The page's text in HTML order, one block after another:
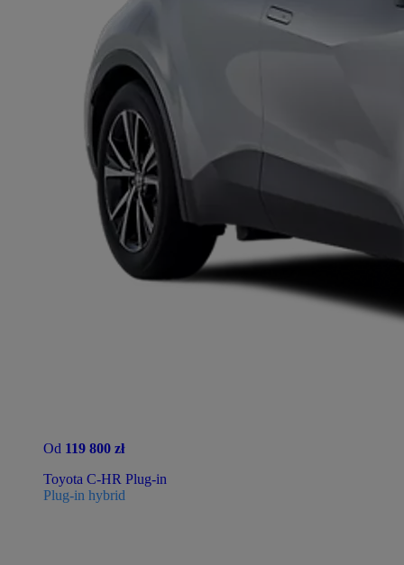
Od 119 800 zł
Toyota C-HR Plug-in
Plug-in hybrid